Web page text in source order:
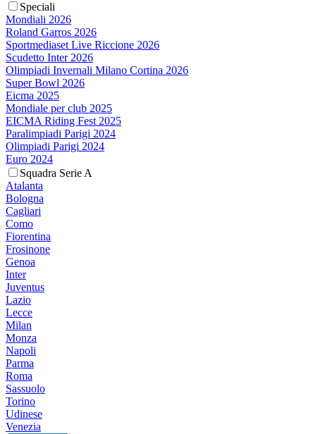
Speciali
Mondiali 2026
Roland Garros 2026
Sportmediaset Live Riccione 2026
Scudetto Inter 2026
Olimpiadi Invernali Milano Cortina 2026
Super Bowl 2026
Eicma 2025
Mondiale per club 2025
EICMA Riding Fest 2025
Paralimpiadi Parigi 2024
Olimpiadi Parigi 2024
Euro 2024
Squadra Serie A
Atalanta
Bologna
Cagliari
Como
Fiorentina
Frosinone
Genoa
Inter
Juventus
Lazio
Lecce
Milan
Monza
Napoli
Parma
Roma
Sassuolo
Torino
Udinese
Venezia